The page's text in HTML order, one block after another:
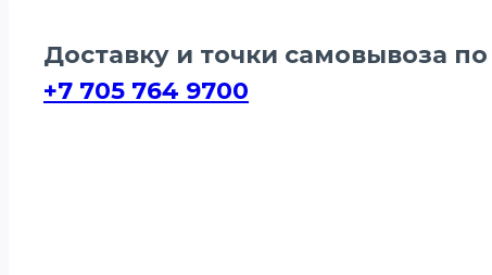
Доставку и точки самовывоза
+7 705 764 9700